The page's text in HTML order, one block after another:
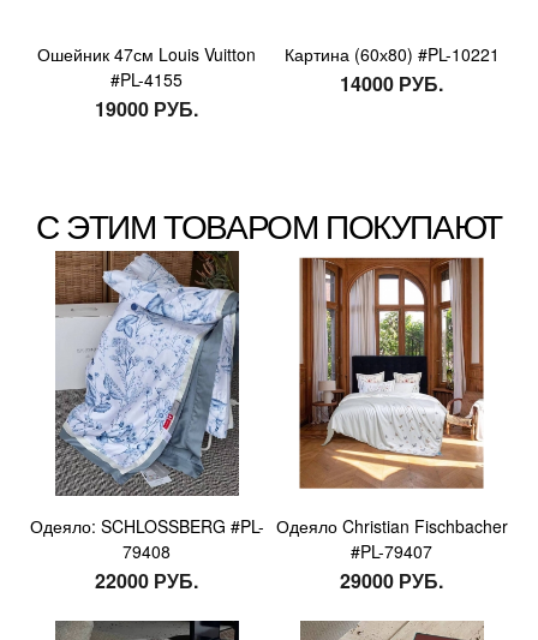
Ошейник 47см Louis Vuitton
#PL-4155
19000 РУБ.
Картина (60х80) #PL-10221
14000 РУБ.
С ЭТИМ ТОВАРОМ ПОКУПАЮТ
Одеяло: SCHLOSSBERG #PL-
79408
22000 РУБ.
Одеяло Christian Fischbacher
#PL-79407
29000 РУБ.